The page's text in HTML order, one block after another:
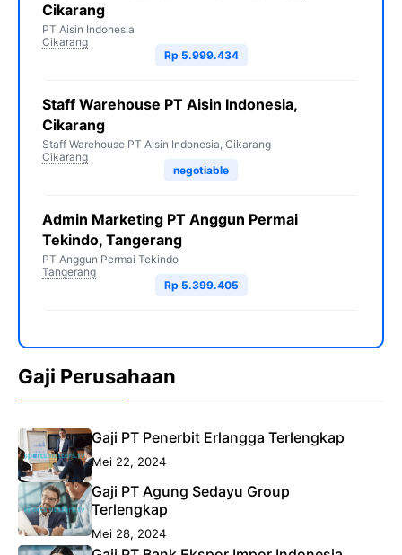
Cikarang
PT Aisin Indonesia
Cikarang
Rp 5.999.434
Staff Warehouse PT Aisin Indonesia,
Cikarang
Staff Warehouse PT Aisin Indonesia, Cikarang
Cikarang
negotiable
Admin Marketing PT Anggun Permai
Tekindo, Tangerang
PT Anggun Permai Tekindo
Tangerang
Rp 5.399.405
Gaji Perusahaan
Gaji PT Penerbit Erlangga Terlengkap
Mei 22, 2024
Gaji PT Agung Sedayu Group
Terlengkap
Mei 28, 2024